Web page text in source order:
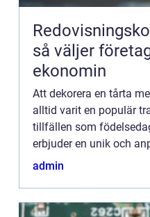
så väljer
ekonomin
Att dekorera en tårta
alltid varit en populär
tillfällen som
erbjuder en unik och
detta genom ...
admin